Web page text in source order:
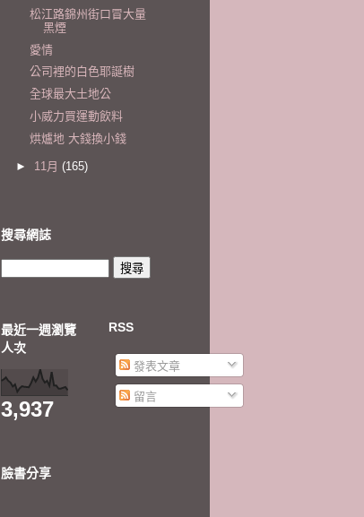
松江路錦州街口冒大量
黑煙
愛情
公司裡的白色耶誕樹
全球最大土地公
小威力買運動飲料
烘爐地 大錢換小錢
► 11月 (165)
搜尋網誌
最近一週瀏覽
人次
3,937
RSS
發表文章
留言
臉書分享